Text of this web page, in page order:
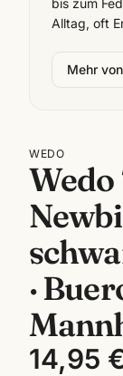
Alltag, oft
Mehr von
WEDO
Wedo
·
14,95